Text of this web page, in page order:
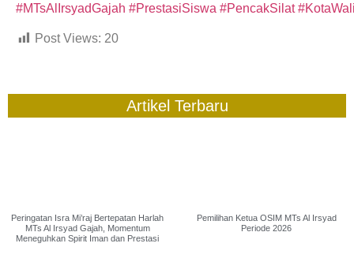
#MTsAlIrsyadGajah #PrestasiSiswa #PencakSilat
Post Views: 20
Artikel Terbaru
Peringatan Isra Mi’raj Bertepatan Harlah
MTs Al Irsyad Gajah, Momentum
Meneguhkan Spirit Iman dan Prestasi
Pemilihan Ketua OSIM MTs Al Irsyad
Periode 2026